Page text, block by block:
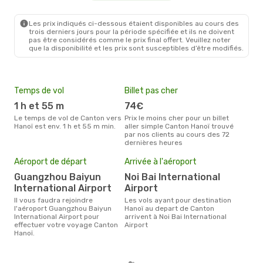
Les prix indiqués ci-dessous étaient disponibles au cours des
trois derniers jours pour la période spécifiée et ils ne doivent
pas être considérés comme le prix final offert. Veuillez noter
que la disponibilité et les prix sont susceptibles d’être modifiés.
Temps de vol
1 h et 55 m
Le temps de vol de Canton vers
Hanoï est env. 1 h et 55 m min.
Billet pas cher
74€
Prix le moins cher pour un billet
aller simple Canton Hanoï trouvé
par nos clients au cours des 72
dernières heures
Aéroport de départ
Guangzhou Baiyun
International Airport
Il vous faudra rejoindre
l'aéroport Guangzhou Baiyun
International Airport pour
effectuer votre voyage Canton
Hanoï.
Arrivée à l'aéroport
Noi Bai International
Airport
Les vols ayant pour destination
Hanoï au depart de Canton
arrivent à Noi Bai International
Airport